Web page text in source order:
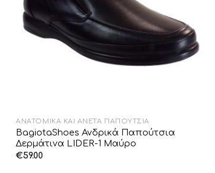
ΑΝΑΤΟΜΙΚΆ ΚΑΙ ΆΝΕΤΑ ΠΑΠΟΎΤΣΙΑ
BagiotaShoes Ανδρικά Παπούτσια
Δερμάτινα LIDER-1 Μαύρο
€59.00